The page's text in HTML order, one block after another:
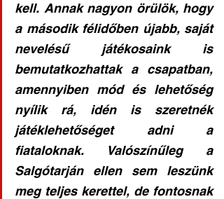
kell. Annak nagyon örülök, hogy
a második félidőben újabb, saját
nevelésű játékosaink is
bemutatkozhattak a csapatban,
amennyiben mód és lehetőség
nyílik rá, idén is szeretnék
játéklehetőséget adni a
fiataloknak. Valószínűleg a
Salgótarján ellen sem leszünk
meg teljes kerettel, de fontosnak